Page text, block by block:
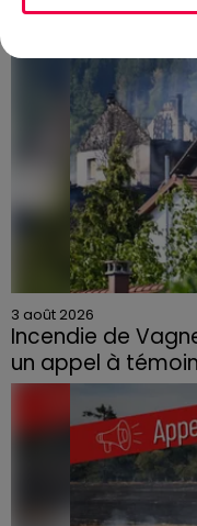
3 août 2026
Incendie de
un appel à
Le feu, parti d'une
quartier résidentiel,
contraint à